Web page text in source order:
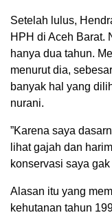
Setelah lulus,
HPH di Aceh Barat.
hanya dua tahun.
menurut dia,
banyak hal yang
nurani.
”Karena saya
lihat gajah dan
konservasi saya
Alasan itu yang
kehutanan tahun